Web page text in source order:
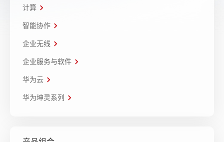
计算
智能协作
企业无线
企业服务与软件
华为云
华为坤灵系列